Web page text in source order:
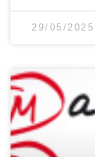
29/05/2025